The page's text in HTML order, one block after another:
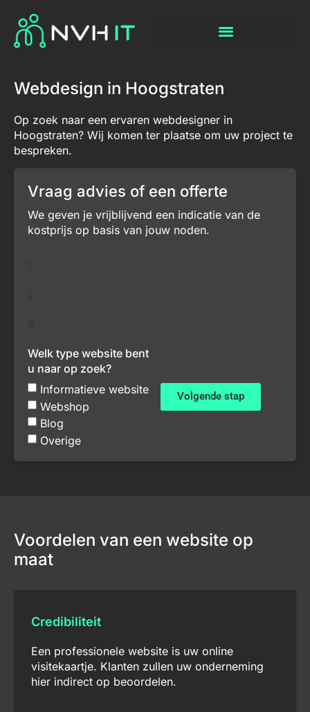
Webdesign in Hoogstraten
Op zoek naar een ervaren webdesigner in
Hoogstraten? Wij komen ter plaatse om uw project te
bespreken.
Vraag advies of een offerte
We geven je vrijblijvend een indicatie van de
kostprijs op basis van jouw noden.
Welk type website bent
u naar op zoek?
Informatieve website
Webshop
Blog
Overige
Volgende stap
Voordelen van een website op
maat
Credibiliteit
Een professionele website is uw online
visitekaartje. Klanten zullen uw onderneming
hier indirect op beoordelen.